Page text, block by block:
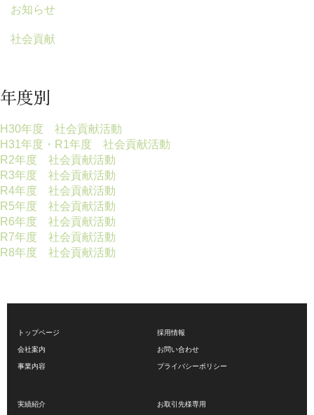
お知らせ
社会貢献
年度別
H30年度 社会貢献活動
H31年度・R1年度 社会貢献活動
R2年度 社会貢献活動
R3年度 社会貢献活動
R4年度 社会貢献活動
R5年度 社会貢献活動
R6年度 社会貢献活動
R7年度 社会貢献活動
R8年度 社会貢献活動
トップページ
会社案内
事業内容
採用情報
お問い合わせ
プライバシーポリシー
実績紹介 お取引先様専用